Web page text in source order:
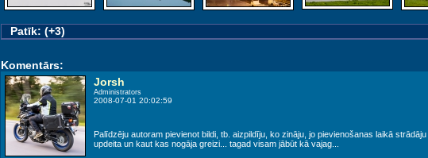
Patīk: (+3)
Komentārs:
Jorsh
Administrators
2008-07-01 20:02:59
Palīdzēju autoram pievienot bildi, tb. aizpildīju, ko zināju, jo pievienošanas laikā strādāju
updeita un kaut kas nogāja greizi... tagad visam jābūt kā vajag...